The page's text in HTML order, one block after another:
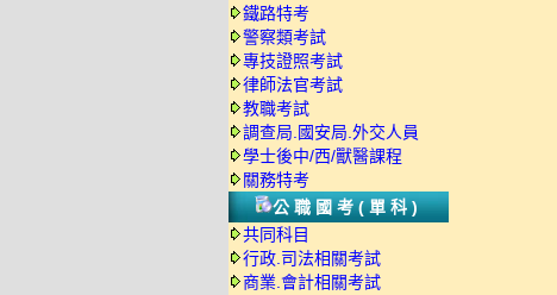
鐵路特考
警察類考試
專技證照考試
律師法官考試
教職考試
調查局.國安局.外交人員
學士後中/西/獸醫課程
關務特考
公職國考(單科)
共同科目
行政.司法相關考試
商業.會計相關考試